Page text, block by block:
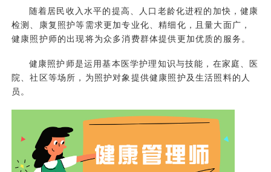
随着居民收入水平的提高、人口老龄化进程的加快，健康
检测、康复照护等需求更加专业化、精细化，且量大面广，
健康照护师的出现将为众多消费群体提供更加优质的服务。
健康照护师是运用基本医学护理知识与技能，在家庭、医
院、社区等场所，为照护对象提供健康照护及生活照料的人
员。